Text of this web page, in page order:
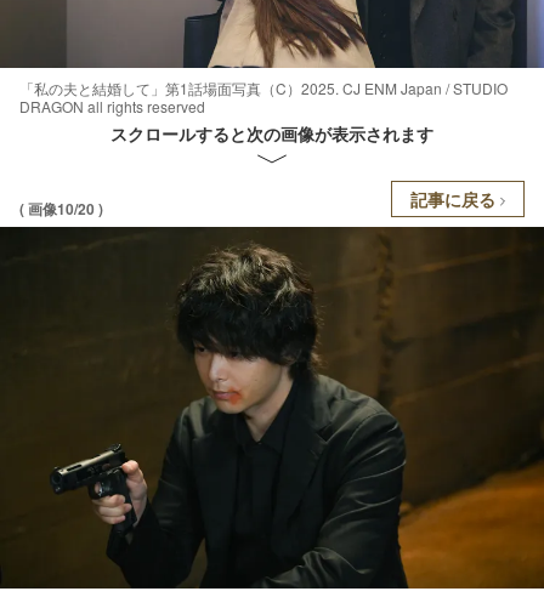
「私の夫と結婚して」第1話場面写真（C）2025. CJ ENM Japan / STUDIO
DRAGON all rights reserved
スクロールすると次の画像が表示されます
( 画像10/20 ) 記事に戻る